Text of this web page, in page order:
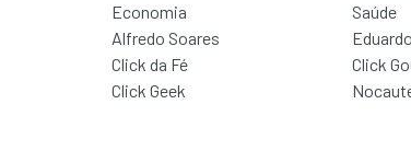
Economia
Saúde
Alfredo Soares
Click da Fé
Click
Click Geek